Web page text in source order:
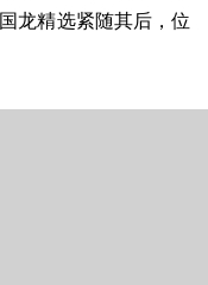
龙精选紧随其后，位